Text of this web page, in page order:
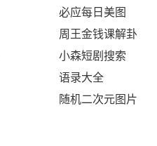
必应每日美图
周王金钱课解卦
小森短剧搜索
语录大全
随机二次元图片